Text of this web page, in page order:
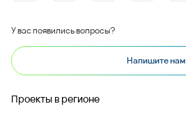
У вас появились вопросы?
Напишите нам
Проекты в регионе